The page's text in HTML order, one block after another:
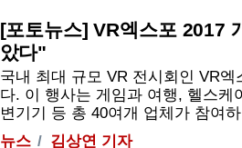
[포토뉴스] VR엑스포 2017
았다"
국내 최대 규모 VR 전시회인 VR
다. 이 행사는 게임과 여행, 헬스케
변기기 등 총 40여개 업체가 참여
뉴스
김상연 기자